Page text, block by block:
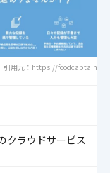
引用元：https://
クラウドサービス